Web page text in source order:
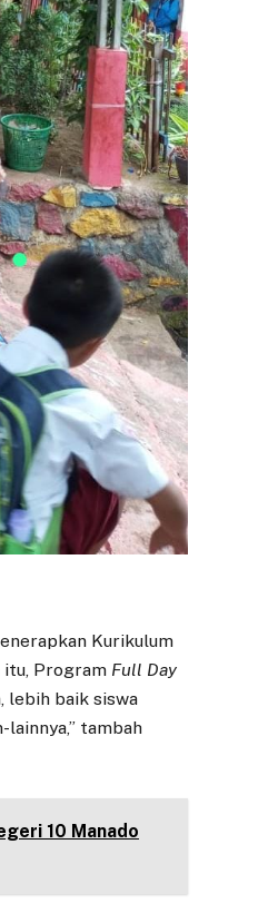
Kurikulum
itu, Program Full Day
lebih baik siswa
lainnya,” tambah
10 Manado